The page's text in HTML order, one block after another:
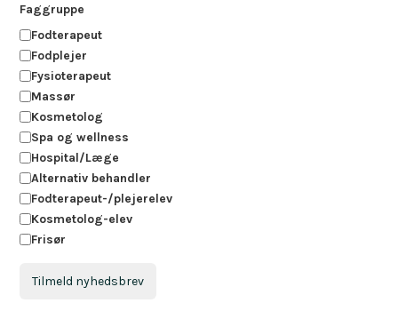
Faggruppe
Fodterapeut
Fodplejer
Fysioterapeut
Massør
Kosmetolog
Spa og wellness
Hospital/Læge
Alternativ behandler
Fodterapeut-/plejerelev
Kosmetolog-elev
Frisør
Tilmeld nyhedsbrev